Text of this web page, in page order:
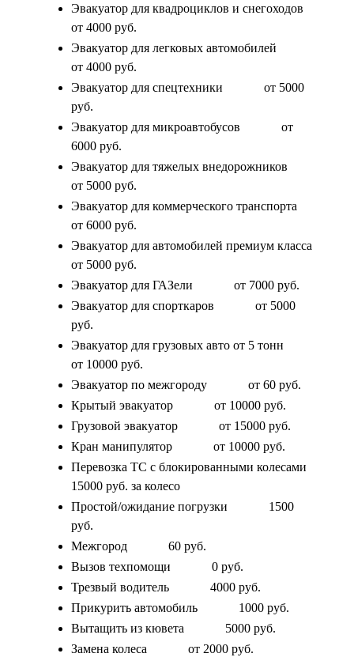
Эвакуатор для квадроциклов и снегоходов
от 4000 руб.
Эвакуатор для легковых автомобилей
от 4000 руб.
Эвакуатор для спецтехники
от 5000
руб.
Эвакуатор для микроавтобусов
от
6000 руб.
Эвакуатор для тяжелых внедорожников
от 5000 руб.
Эвакуатор для коммерческого транспорта
от 6000 руб.
Эвакуатор для автомобилей премиум класса
от 5000 руб.
Эвакуатор для ГАЗели
от 7000 руб.
Эвакуатор для спорткаров
от 5000
руб.
Эвакуатор для грузовых авто от 5 тонн
от 10000 руб.
Эвакуатор по межгороду
от 60 руб.
Крытый эвакуатор
от 10000 руб.
Грузовой эвакуатор
от 15000 руб.
Кран манипулятор
от 10000 руб.
Перевозка ТС с блокированными колесами
15000 руб. за колесо
Простой/ожидание погрузки
1500
руб.
Межгород
60 руб.
Вызов техпомощи
0 руб.
Трезвый водитель
4000 руб.
Прикурить автомобиль
1000 руб.
Вытащить из кювета
5000 руб.
Замена колеса
от 2000 руб.